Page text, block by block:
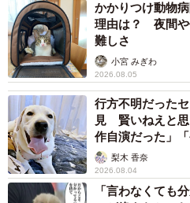
はどしんとお尻をついて座り
ました。
「『えっ！ 拒否柴はやっっ！』
はいえ、天気が悪い日は“拒否
とこうなるだろうなとは薄々、
こうなったら、飼い主さんはあ
ありません。声をかけながらハ
かかりつけ動物
理由は？ 夜間や
難しさ
小宮 みぎわ
2026.08.05
行方不明だった
見 賢いねえと
作自演だった」
梨木 香奈
2026.08.04
「言わなくても